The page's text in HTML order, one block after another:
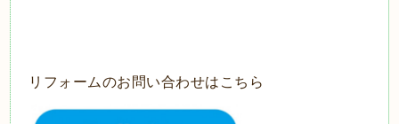
リフォームのお問い合わせはこちら